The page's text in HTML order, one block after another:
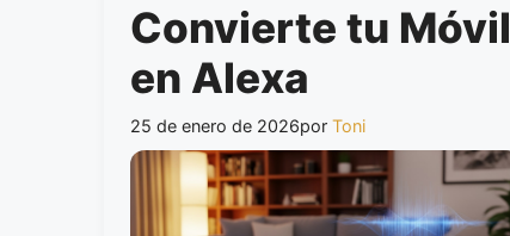
Convierte tu Móvil
en Alexa
25 de enero de 2026por Toni